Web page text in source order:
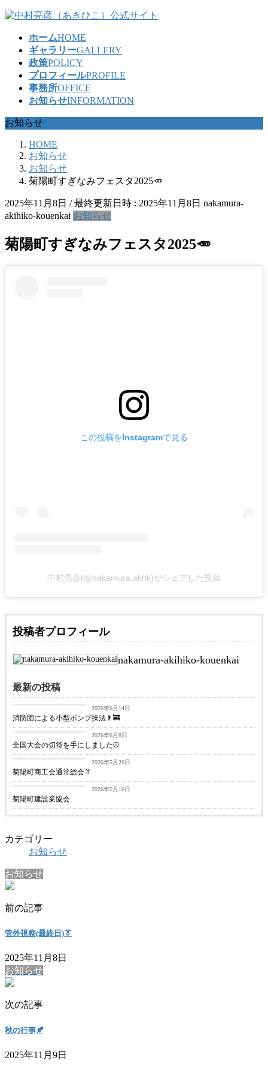
コ
ッ
プ
ナ
移
動
ホームHOME
ギャラリーGALLERY
政策POLICY
プロフィールPROFILE
事務所OFFICE
お知らせINFORMATION
お知らせ
HOME
お知らせ
お知らせ
菊陽町すぎなみフェスタ2025🥕
2025年11月8日 / 最終更新日時 : 2025年11月8日 nakamura-
akihiko-kouenkai お知らせ
菊陽町すぎなみフェスタ2025🥕
この投稿をInstagramで見る
中村亮彦(@nakamura.akhk)がシェアした投稿
投稿者プロフィール
nakamura-akihiko-kouenkai
最新の投稿
2026年6月14日
消防団による小型ポンプ操法👨‍🚒
お知らせ
2026年6月8日
全国大会の切符を手にしました⚾
お知らせ
2026年5月26日
菊陽町商工会通常総会👔
お知らせ
2026年5月16日
菊陽町建設業協会
カテゴリー
お知らせ
お知らせ
前の記事
管外視察(最終日)👔
2025年11月8日
お知らせ
次の記事
秋の行事🍂
2025年11月9日